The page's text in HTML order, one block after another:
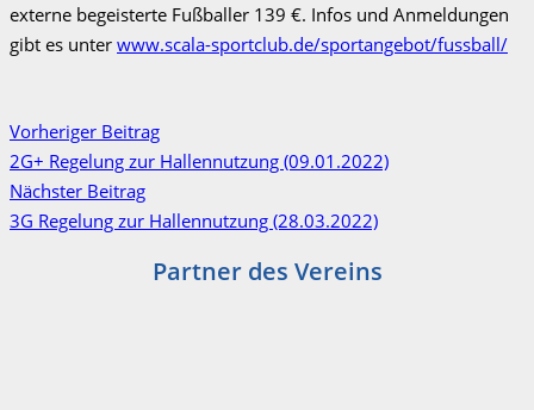
externe begeisterte Fußballer 139 €. Infos und Anmeldungen
gibt es unter www.scala-sportclub.de/sportangebot/fussball/
Vorheriger Beitrag
2G+ Regelung zur Hallennutzung (09.01.2022)
Nächster Beitrag
3G Regelung zur Hallennutzung (28.03.2022)
Partner des Vereins